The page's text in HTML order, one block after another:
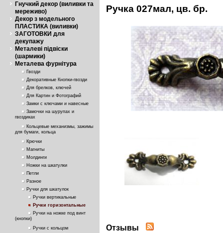
Гнучкий декор (виливки та
мереживо)
Декор з модельного
ПЛАСТИКА (виливки)
ЗАГОТОВКИ для
декупажу
Металеві підвіски
(шармики)
Металева фурнітура
Гвозди
Декоративные Кнопки-гвозди
Для брелков, ключей
Для Картин и Фотографий
Замки с ключами и навесные
Замочки на шурупах и
гвоздиках
Кольцевые механизмы, зажимы
для бумаги, кольца
Крючки
Магниты
Молдинги
Ножки на шкатулки
Петли
Разное
Ручки для шкатулок
Ручки вертикальные
Ручки горизонтальные
Ручки на ножке под винт
(кнопки)
Ручки с кольцом
Ручка 027мал, цв. бр.
Отзывы